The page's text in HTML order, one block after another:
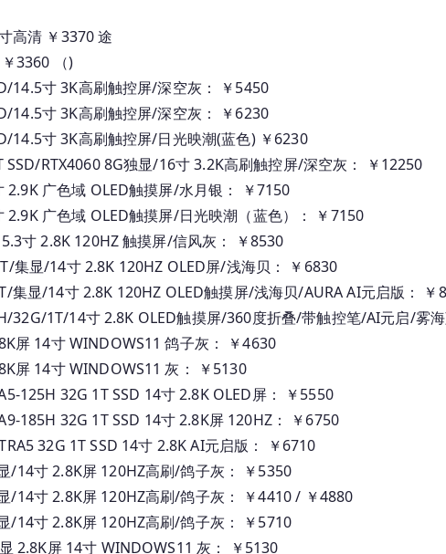
联
笔
记
本
深
圳
报
价
高清 ￥3370 途
3360 （)
14.5寸 3K高刷触控屏/深空灰： ￥5450
14.5寸 3K高刷触控屏/深空灰： ￥6230
14.5寸 3K高刷触控屏/日光映潮(蓝色) ￥6230
RTX4060 8G独显/16寸 3.2K高刷触控屏/深空灰： ￥12250
2.9K 广色域 OLED触摸屏/水月银： ￥7150
2.9K 广色域 OLED触摸屏/日光映潮（蓝色）： ￥7150
寸 2.8K 120HZ 触摸屏/信风灰： ￥8530
集显/14寸 2.8K 120HZ OLED屏/浅海贝： ￥6830
集显/14寸 2.8K 120HZ OLED触摸屏/浅海贝/AURA AI元启版： ￥
32G/1T/14寸 2.8K OLED触摸屏/360度折叠/带触控笔/AI元启/雾
屏 14寸 WINDOWS11 鸽子灰： ￥4630
屏 14寸 WINDOWS11 灰： ￥5130
125H 32G 1T SSD 14寸 2.8K OLED屏： ￥5550
185H 32G 1T SSD 14寸 2.8K屏 120HZ： ￥6750
32G 1T SSD 14寸 2.8K AI元启版： ￥6710
/14寸 2.8K屏 120HZ高刷/鸽子灰： ￥5350
/14寸 2.8K屏 120HZ高刷/鸽子灰： ￥4410 / ￥4880
/14寸 2.8K屏 120HZ高刷/鸽子灰： ￥5710
2.8K屏 14寸 WINDOWS11 灰： ￥5130